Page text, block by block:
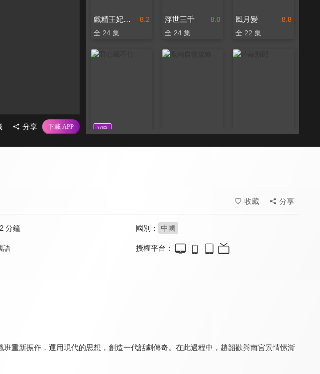
分享
8.2
戲精王妃養成計2
全 24 集
8.0
浮世三千
全 24 集
8.8
風月變
全 22 集
收藏 分享
分鐘 國別： 中國
語 授權平台：
重新振作，運用現代的思想，創造一代話劇傳奇。在此過程中，趙韶歡與南宮景情愫漸